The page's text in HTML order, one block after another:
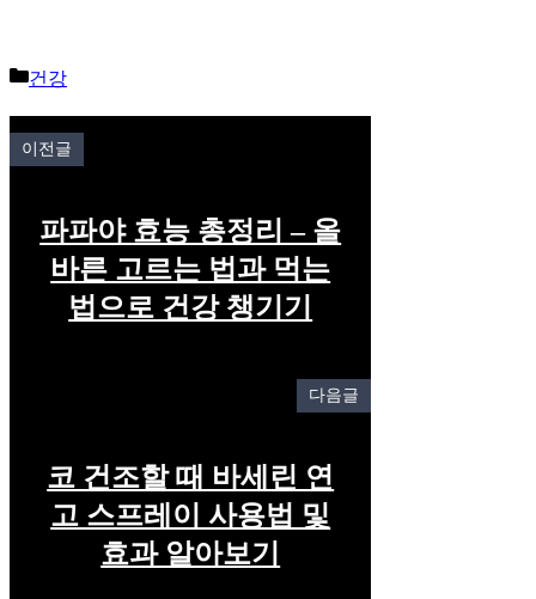
Categories
건강
이전글
파파야 효능 총정리 – 올
바른 고르는 법과 먹는
법으로 건강 챙기기
다음글
코 건조할 때 바세린 연
고 스프레이 사용법 및
효과 알아보기